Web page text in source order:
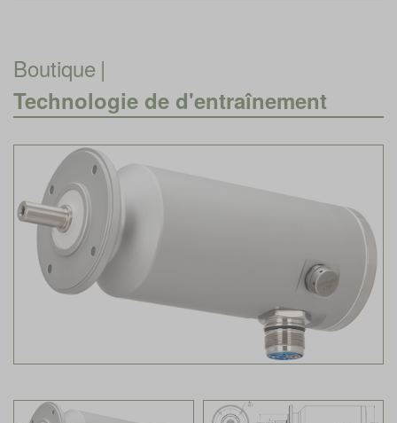
Boutique |
Technologie de d'entraînement